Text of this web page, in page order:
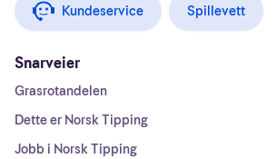
Kundeservice Spillevett
Snarveier
Grasrotandelen
Dette er Norsk Tipping
Jobb i Norsk Tipping